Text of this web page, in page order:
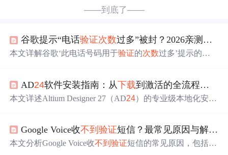
——到底了——
谷歌提示“电话验证次数过多”被封？2026亲测有效的解决方法来了！
本文详解谷歌‘此电话号码用于验证的次数过多’提示的成
却期、提交人工申诉复核、启用自动语音验证；并给出预
防策略，如控制验证频次、规范账号行为、使用独立高质
AD24软件安装指南：从下载到激活的全流程解析
本文详述Altium Designer 27（AD24）的专业级本地化安装
择、主程序文件替换（exe）、许可证文件（alf）部署及Li
cense Manager内加载验证等核心技术环节，并针对杀软误
Google Voice收不到验证短信？最常见原因与解决方案
本文分析Google Voice收不到验证短信的常见原因，包括网